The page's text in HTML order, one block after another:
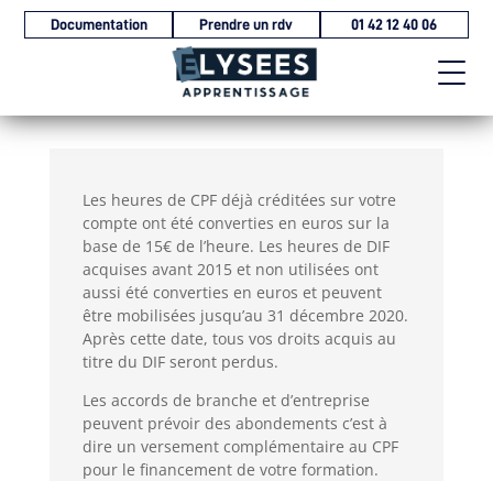
Documentation Prendre un rdv 01 42 12 40 06
Les heures de CPF déjà créditées sur votre
compte ont été converties en euros sur la
base de 15€ de l’heure. Les heures de DIF
acquises avant 2015 et non utilisées ont
aussi été converties en euros et peuvent
être mobilisées jusqu’au 31 décembre 2020.
Après cette date, tous vos droits acquis au
titre du DIF seront perdus.
Les accords de branche et d’entreprise
peuvent prévoir des abondements c’est à
dire un versement complémentaire au CPF
pour le financement de votre formation.